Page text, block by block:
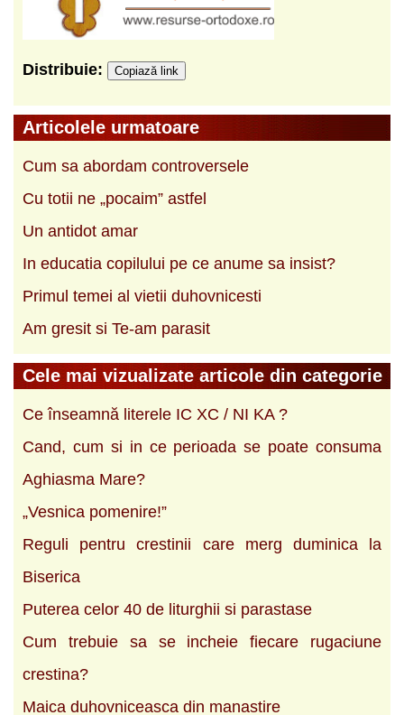
Distribuie: Copiază link
Articolele urmatoare
Cum sa abordam controversele
Cu totii ne „pocaim” astfel
Un antidot amar
In educatia copilului pe ce anume sa insist?
Primul temei al vietii duhovnicesti
Am gresit si Te-am parasit
Cele mai vizualizate articole din categorie
Ce înseamnă literele IC XC / NI KA ?
Cand, cum si in ce perioada se poate consuma
Aghiasma Mare?
„Vesnica pomenire!”
Reguli pentru crestinii care merg duminica la
Biserica
Puterea celor 40 de liturghii si parastase
Cum trebuie sa se incheie fiecare rugaciune
crestina?
Maica duhovniceasca din manastire